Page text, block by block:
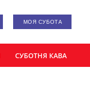
МОЯ СУБОТА
СУБОТНЯ КАВА